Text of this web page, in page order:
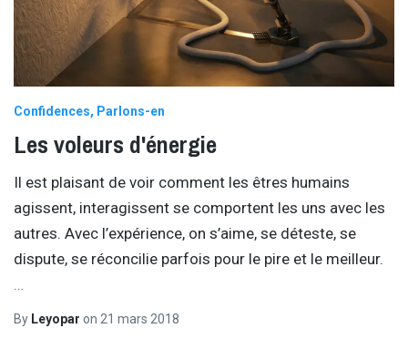
Confidences Parlons-en
Les voleurs d'énergie
Il est plaisant de voir comment les êtres humains
agissent, interagissent se comportent les uns avec les
autres. Avec l’expérience, on s’aime, se déteste, se
dispute, se réconcilie parfois pour le pire et le meilleur.
By Leyopar on 21 mars 2018